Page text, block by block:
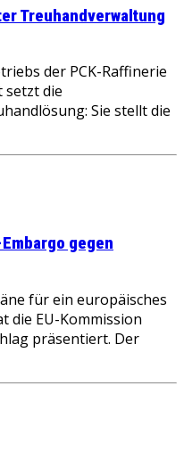
Treuhandverwaltung
der PCK-Raffinerie
setzt die
Sie stellt die
gegen
für ein europäisches
die EU-Kommission
präsentiert. Der